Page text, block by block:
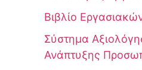
Βιβλίο
Σύστημα
Ανάπτυξης